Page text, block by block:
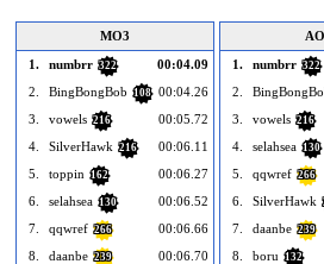
MO3
1.
numbrr 322
00:04.09
2.
BingBongBob 108 00:04.26
3.
vowels 216
00:05.72
4.
SilverHawk 216
00:06.11
5.
toppin 162
00:06.27
6.
selahsea 130
00:06.52
7.
qqwref 266
00:06.66
8.
daanbe 239
00:06.70
1.
numbrr 322
2.
3.
vowels 216
4.
selahsea 130
5.
qqwref 266
6.
SilverHawk
7.
daanbe 239
8.
boru 132